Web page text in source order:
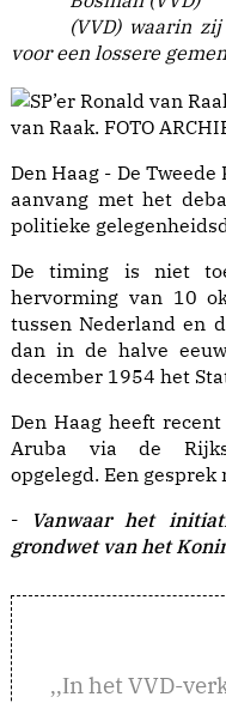
(VVD) waarin
voor een lossere
van Raak. FOTO
Den Haag - De
aanvang met het
politieke
De timing is niet
hervorming van 10
tussen Nederland en
dan in de halve
december 1954 het
Den Haag heeft
Aruba via de
opgelegd. Een
-
Vanwaar het
grondwet van het
,,In het VVD-